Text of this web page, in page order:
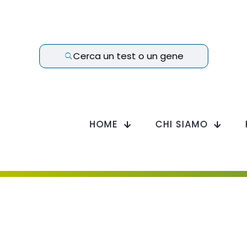
Cerca un test o un gene
HOME CHI SIAMO